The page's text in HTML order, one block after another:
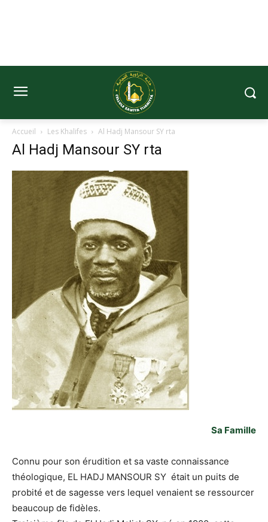
Accueil Les Khalifes Al Hadj Mansour SY rta
Al Hadj Mansour SY rta
Sa Famille
Connu pour son érudition et sa vaste connaissance
théologique, EL HADJ MANSOUR SY était un puits de
probité et de sagesse vers lequel venaient se ressourcer
beaucoup de fidèles.